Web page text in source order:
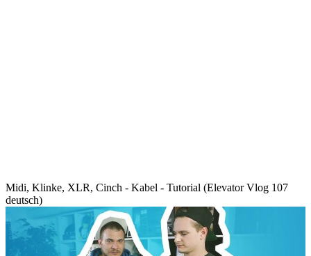
Midi, Klinke, XLR, Cinch - Kabel - Tutorial (Elevator Vlog 107
deutsch)